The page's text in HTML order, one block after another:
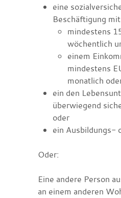
eine
Beschäftigung mit
mindestens
wöchentlich
einem
mindestens
monatlich
ein den
überwiegend
oder
ein Ausbildungs-
Oder:
Eine andere Person
an einem anderen